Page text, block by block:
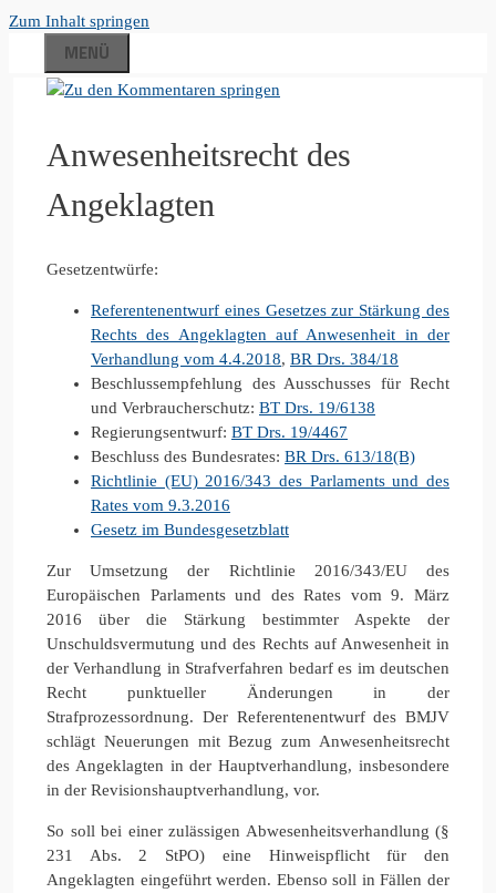
Zum Inhalt springen
MENÜ
Anwesenheitsrecht des
Angeklagten
Gesetzentwürfe:
Referentenentwurf eines Gesetzes zur Stärkung des
Rechts des Angeklagten auf Anwesenheit in der
Verhandlung vom 4.4.2018, BR Drs. 384/18
Beschlussempfehlung des Ausschusses für Recht
und Verbraucherschutz: BT Drs. 19/6138
Regierungsentwurf: BT Drs. 19/4467
Beschluss des Bundesrates: BR Drs. 613/18(B)
Richtlinie (EU) 2016/343 des Parlaments und des
Rates vom 9.3.2016
Gesetz im Bundesgesetzblatt
Zur Umsetzung der Richtlinie 2016/343/EU des
Europäischen Parlaments und des Rates vom 9. März
2016 über die Stärkung bestimmter Aspekte der
Unschuldsvermutung und des Rechts auf Anwesenheit in
der Verhandlung in Strafverfahren bedarf es im deutschen
Recht punktueller Änderungen in der
Strafprozessordnung. Der Referentenentwurf des BMJV
schlägt Neuerungen mit Bezug zum Anwesenheitsrecht
des Angeklagten in der Hauptverhandlung, insbesondere
in der Revisionshauptverhandlung, vor.
So soll bei einer zulässigen Abwesenheitsverhandlung (§
231 Abs. 2 StPO) eine Hinweispflicht für den
Angeklagten eingeführt werden. Ebenso soll in Fällen der